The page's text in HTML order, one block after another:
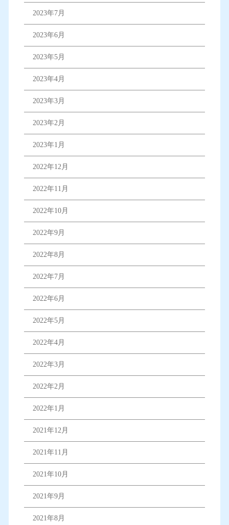
2023年7月
2023年6月
2023年5月
2023年4月
2023年3月
2023年2月
2023年1月
2022年12月
2022年11月
2022年10月
2022年9月
2022年8月
2022年7月
2022年6月
2022年5月
2022年4月
2022年3月
2022年2月
2022年1月
2021年12月
2021年11月
2021年10月
2021年9月
2021年8月